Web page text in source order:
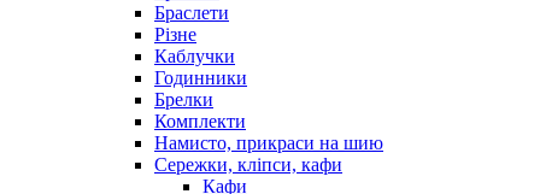
Браслети
Різне
Каблучки
Годинники
Брелки
Комплекти
Намисто, прикраси на шию
Сережки, кліпси, кафи
Кафи